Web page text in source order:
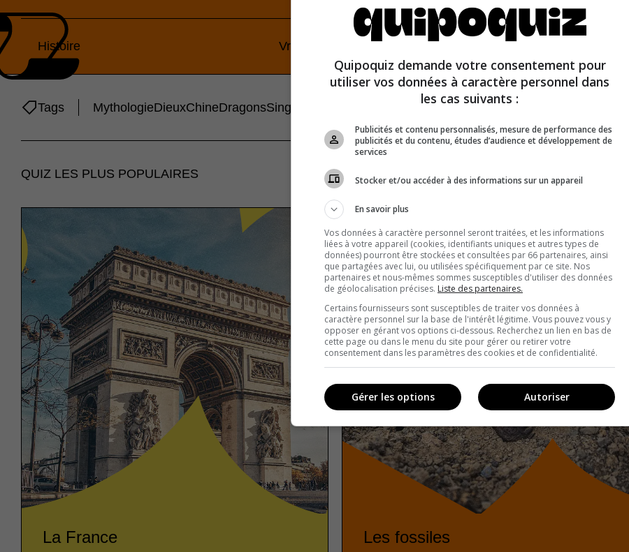
Histoire Vrai ou faux
Tags MythologieDieuxChineDragonsSinges
QUIZ LES PLUS POPULAIRES
La France Les fossiles
Quipoquiz demande votre consentement pour
utiliser vos données à caractère personnel dans
les cas suivants :
Publicités et contenu personnalisés, mesure de performance des
publicités et du contenu, études d’audience et développement de
services
Stocker et/ou accéder à des informations sur un appareil
En savoir plus
Vos données à caractère personnel seront traitées, et les informations
liées à votre appareil (cookies, identifiants uniques et autres types de
données) pourront être stockées et consultées par 66 partenaires, ainsi
que partagées avec lui, ou utilisées spécifiquement par ce site. Nos
partenaires et nous-mêmes sommes susceptibles d'utiliser des données
de géolocalisation précises. Liste des partenaires.
Certains fournisseurs sont susceptibles de traiter vos données à
caractère personnel sur la base de l'intérêt légitime. Vous pouvez vous y
opposer en gérant vos options ci-dessous. Recherchez un lien en bas de
cette page ou dans le menu du site pour gérer ou retirer votre
consentement dans les paramètres des cookies et de confidentialité.
Autoriser
Gérer les options